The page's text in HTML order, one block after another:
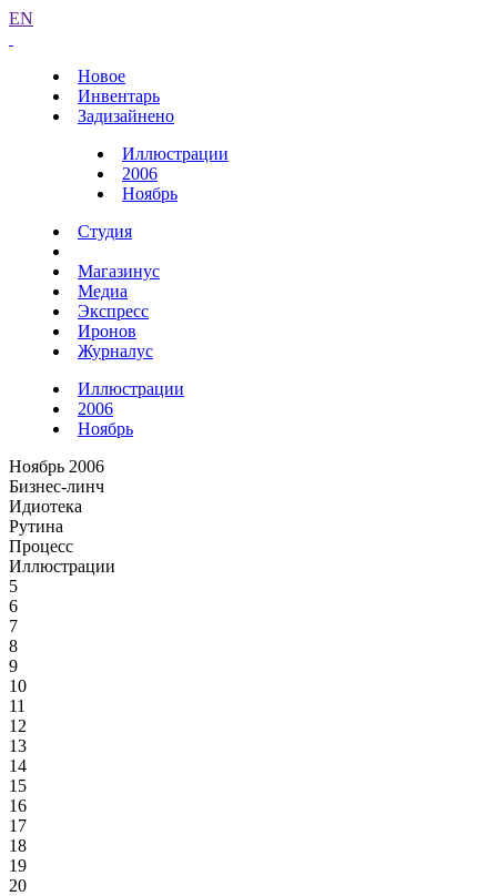
EN
Новое
Инвентарь
Задизайнено
Иллюстрации
2006
Ноябрь
Студия
Магазинус
Медиа
Экспресс
Иронов
Журналус
Иллюстрации
2006
Ноябрь
Ноябрь 2006
Бизнес-линч
Идиотека
Рутина
Процесс
Иллюстрации
5
6
7
8
9
10
11
12
13
14
15
16
17
18
19
20